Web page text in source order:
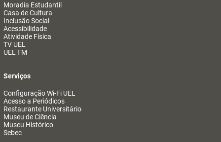
Moradia Estudantil
Casa de Cultura
Inclusão Social
Acessibilidade
Atividade Física
TV UEL
UEL FM
Serviços
Configuração Wi-Fi UEL
Acesso a Periódicos
Restaurante Universitário
Museu de Ciência
Museu Histórico
Sebec